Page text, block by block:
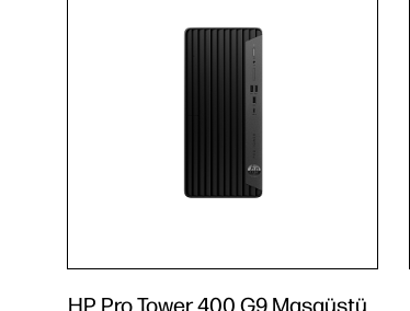
HP Pro Tower 400 G9 Masaüstü